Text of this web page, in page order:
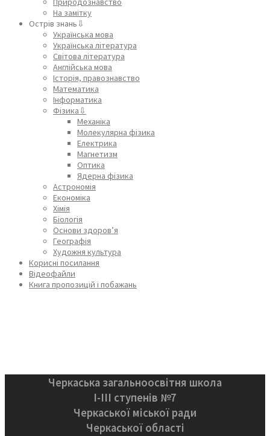
На замітку
Острів знань⇩
Українська мова
Українська література
Світова література
Англійська мова
Історія, правознавство
Математика
Інформатика
Фізика⇩
Механіка
Молекулярна фізика
Електрика
Магнетизм
Оптика
Ядерна фізика
Астрономія
Економіка
Хімія
Біологія
Основи здоров’я
Географія
Художня культура
Корисні посилання
Відеофайли
Книга пропозицій і побажань
Черкаська загальноосвітня школа
І-ІІІ ступенів №7
Черкаської міської ради
Черкаської області